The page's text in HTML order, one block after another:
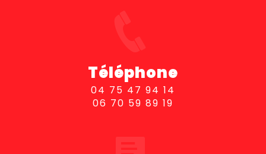
Téléphone
04 75 47 94 14
06 70 59 89 19